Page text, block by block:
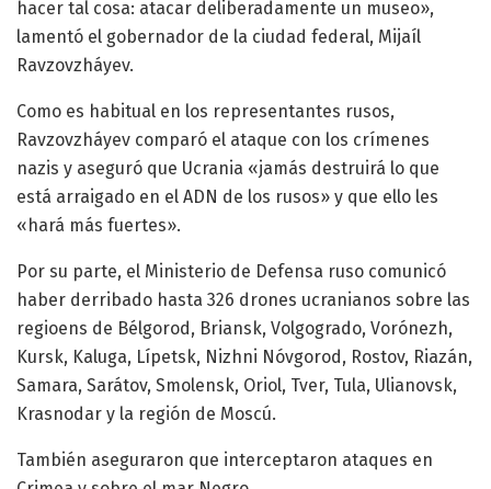
hacer tal cosa: atacar deliberadamente un museo»,
lamentó el gobernador de la ciudad federal, Mijaíl
Ravzovzháyev.
Como es habitual en los representantes rusos,
Ravzovzháyev comparó el ataque con los crímenes
nazis y aseguró que Ucrania «jamás destruirá lo que
está arraigado en el ADN de los rusos» y que ello les
«hará más fuertes».
Por su parte, el Ministerio de Defensa ruso comunicó
haber derribado hasta 326 drones ucranianos sobre las
regioens de Bélgorod, Briansk, Volgogrado, Vorónezh,
Kursk, Kaluga, Lípetsk, Nizhni Nóvgorod, Rostov, Riazán,
Samara, Sarátov, Smolensk, Oriol, Tver, Tula, Ulianovsk,
Krasnodar y la región de Moscú.
También aseguraron que interceptaron ataques en